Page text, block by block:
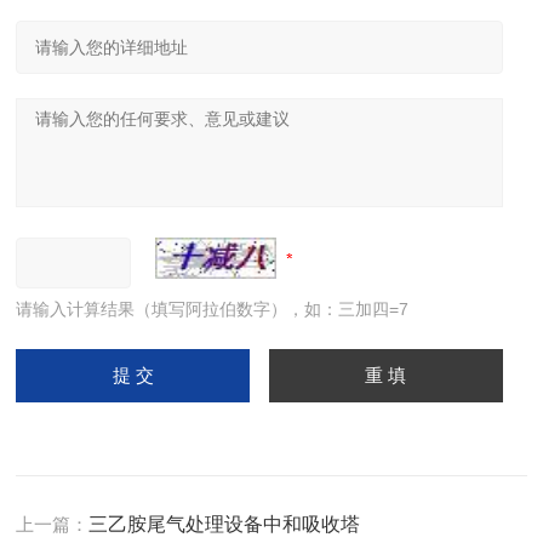
请输入计算结果（填写阿拉伯数字），如：三加四=7
上一篇： 三乙胺尾气处理设备中和吸收塔